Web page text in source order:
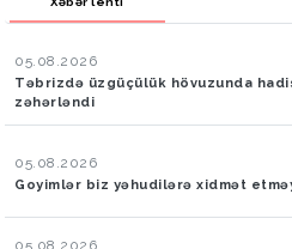
05.08.2026
Təbrizdə üzgüçülük hövuzunda
zəhərləndi
05.08.2026
Goyimlər biz yəhudilərə xidmət
05.08.2026